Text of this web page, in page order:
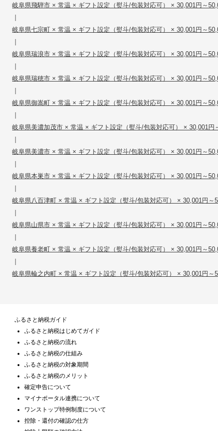
岐阜県飛騨市 × 常温 × ギフト設定（熨斗/包装対応可） × 30,001円～
|
岐阜県七宗町 × 常温 × ギフト設定（熨斗/包装対応可） × 30,001円～
|
岐阜県瑞浪市 × 常温 × ギフト設定（熨斗/包装対応可） × 30,001円～
|
岐阜県瑞穂市 × 常温 × ギフト設定（熨斗/包装対応可） × 30,001円～
|
岐阜県御嵩町 × 常温 × ギフト設定（熨斗/包装対応可） × 30,001円～
|
岐阜県美濃加茂市 × 常温 × ギフト設定（熨斗/包装対応可） × 30,001円
|
岐阜県美濃市 × 常温 × ギフト設定（熨斗/包装対応可） × 30,001円～
|
岐阜県本巣市 × 常温 × ギフト設定（熨斗/包装対応可） × 30,001円～
|
岐阜県八百津町 × 常温 × ギフト設定（熨斗/包装対応可） × 30,001円～
|
岐阜県山県市 × 常温 × ギフト設定（熨斗/包装対応可） × 30,001円～
|
岐阜県養老町 × 常温 × ギフト設定（熨斗/包装対応可） × 30,001円～
|
岐阜県輪之内町 × 常温 × ギフト設定（熨斗/包装対応可） × 30,001円～
ふるさと納税ガイド
ふるさと納税はじめてガイド
ふるさと納税の流れ
ふるさと納税の仕組み
ふるさと納税の対象期間
ふるさと納税のメリット
確定申告について
マイナポータル連携について
ワンストップ特例制度について
控除・還付の確認の仕方